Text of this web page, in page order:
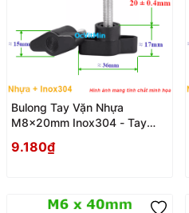
Bulong Tay Vặn Nhựa
M8x20mm Inox304 - Tay
9.180₫